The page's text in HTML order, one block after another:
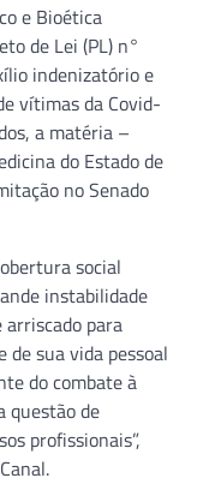
e Bioética
de Lei (PL) n°
indenizatório e
vítimas da Covid-
a matéria –
do Estado de
no Senado
social
instabilidade
para
de sua vida pessoal
do combate à
questão de
profissionais”,